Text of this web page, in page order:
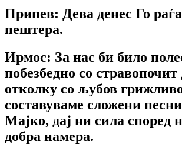
Припев: Дева денес Го
пештера.
Ирмос: За нас би било
побезбедно со
отколку со љубов
составуваме сложени
Мајко, дај ни сила според
добра намера.